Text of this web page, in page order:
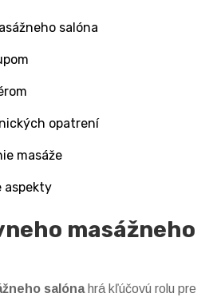
salóna
opatrení
masáže
aspekty
masážneho
salónahrá kľúčovú rolu pre